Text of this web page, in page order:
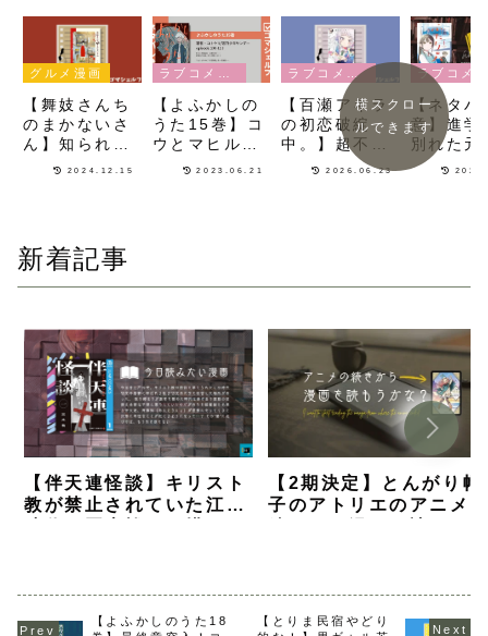
グルメ漫画
【舞妓さんち
のまかないさ
ん】知られざ
る魅惑の職業
ルメ漫画
2024.12.15
【よふかしの
うた15巻】コ
ウとマヒルの
笑劇の再会！
2023.06.21
ラブコメ漫画
【百瀬アキラ
の初恋破綻
中。】超不器
用なヒロイン
2026.06.23
【ネタバ
意】進学
別れた元
生を意識
横スクロー
ルできます
新着記事
【伴天連怪談】キリスト
教が禁止されていた江戸
【2期決定】とんがり帽
子のアトリエのアニメ
【よふかしのうた18
【とりま民宿やどり